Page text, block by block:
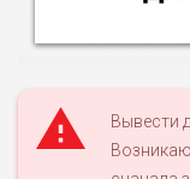
Вывести